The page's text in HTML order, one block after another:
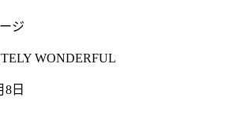
ジ
WONDERFUL
8日